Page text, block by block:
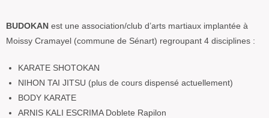
BUDOKAN est une association/club d’arts martiaux implantée à
Moissy Cramayel (commune de Sénart) regroupant 4 disciplines :
KARATE SHOTOKAN
NIHON TAI JITSU (plus de cours dispensé actuellement)
BODY KARATE
ARNIS KALI ESCRIMA Doblete Rapilon